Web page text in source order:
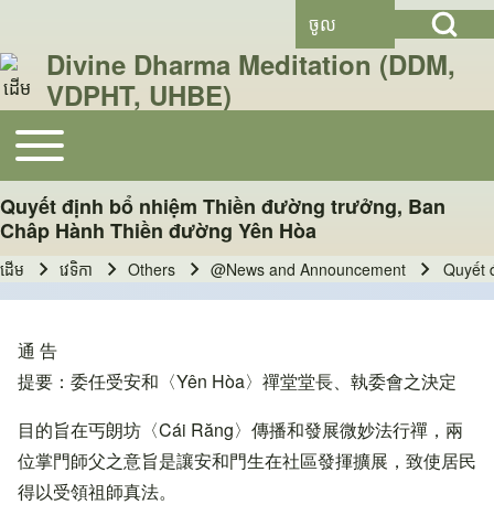
Close search
Open Search
User account menu
ចូល
Divine Dharma Meditation (DDM,
VDPHT, UHBE)
Main navigation
Toggle main menu
Quyết định bổ nhiệm Thiền đường trưởng, Ban
Châp Hành Thiền đường Yên Hòa
ដើម វេទិកា Others @News and Announcement Quyết
通 告
提要：委任受安和〈Yên Hòa〉禪堂堂長、執委會之決定
目的旨在丐朗坊〈Cái Răng〉傳播和發展微妙法行禪，兩
位掌門師父之意旨是讓安和門生在社區發揮擴展，致使居民
得以受領祖師真法。